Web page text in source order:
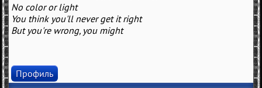
No color or light
You think you'll never get it right
But you're wrong, you might
Профиль